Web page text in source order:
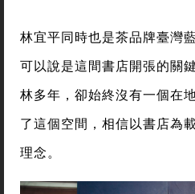
林宜平同時也是茶品牌臺灣
可以說是這間書店開張的關
林多年，卻始終沒有一個在
了這個空間，相信以書店為
理念。